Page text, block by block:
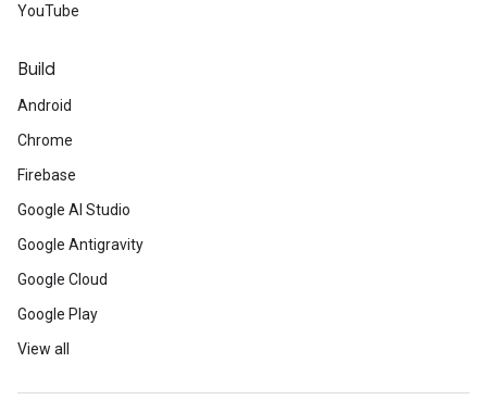
YouTube
Build
Android
Chrome
Firebase
Google AI Studio
Google Antigravity
Google Cloud
Google Play
View all